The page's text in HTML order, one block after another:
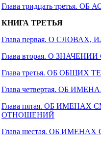
Глава тридцать третья.
КНИГА ТРЕТЬЯ
Глава первая. О
Глава вторая. О
Глава третья. ОБ ОБЩИХ
Глава четвертая. ОБ
Глава пятая. ОБ
ОТНОШЕНИЙ
Глава шестая. ОБ